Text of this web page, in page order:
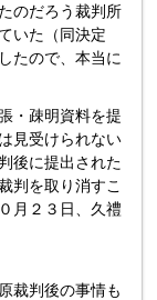
のだろう裁判所
いた（同決定
たので、本当に
・疎明資料を提
見受けられない
後に提出された
判を取り消すこ
月２３日、久禮
裁判後の事情も